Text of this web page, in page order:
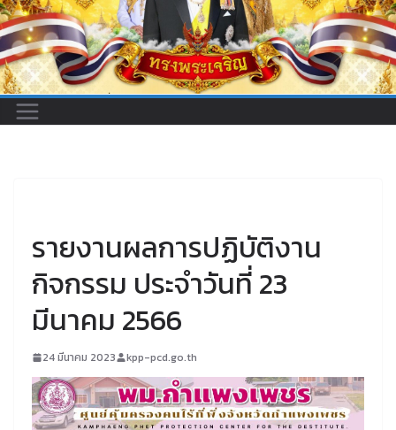
รายงานผลการปฏิบัติงาน
กิจกรรม ประจำวันที่ 23
มีนาคม 2566
24 มีนาคม 2023 kpp-pcd.go.th